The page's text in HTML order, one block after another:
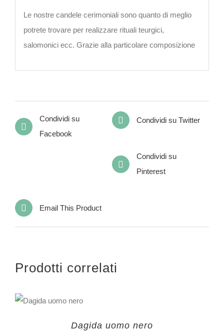
Le nostre candele cerimoniali sono quanto di meglio
potrete trovare per realizzare rituali teurgici,
salomonici ecc. Grazie alla particolare composizione
Condividi su
Facebook
Condividi su Twitter
Condividi su
Pinterest
Email This Product
Prodotti correlati
Dagida uomo nero